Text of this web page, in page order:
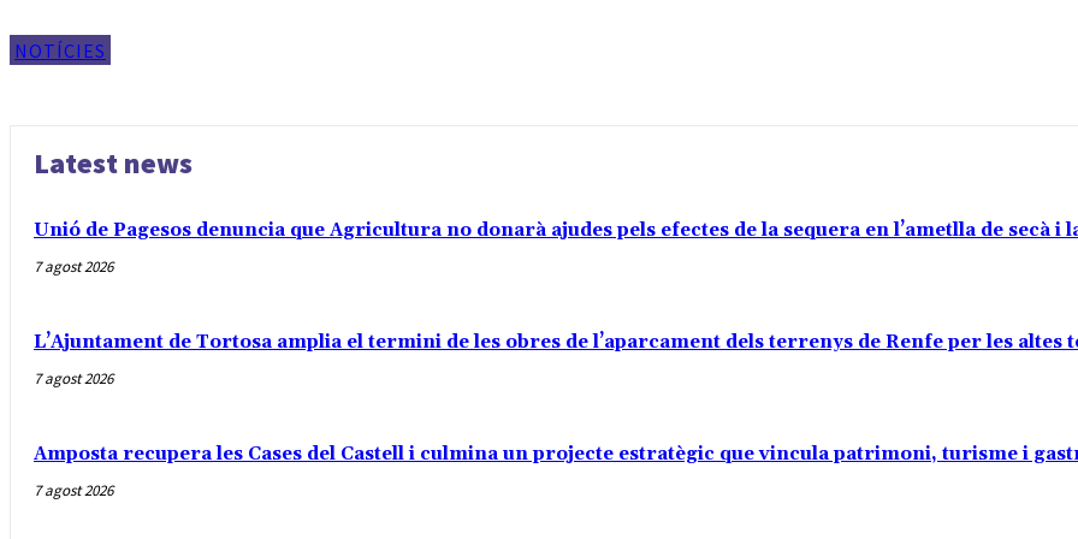
NOTÍCIES
Latest news
Unió de Pagesos denuncia que Agricultura no donarà ajudes pels efectes de la sequera en l’ametlla de secà i
7 agost 2026
L’Ajuntament de Tortosa amplia el termini de les obres de l’aparcament dels terrenys de Renfe per les altes
7 agost 2026
Amposta recupera les Cases del Castell i culmina un projecte estratègic que vincula patrimoni, turisme i
7 agost 2026